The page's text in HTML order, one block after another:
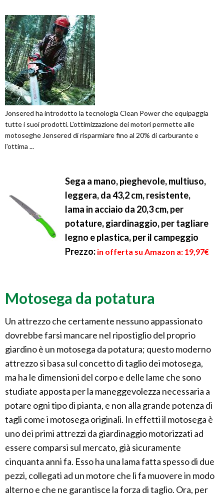
Jonsered ha introdotto la tecnologia Clean Power che equipaggia
tutte i suoi prodotti. L'ottimizzazione dei motori permette alle
motoseghe Jensered di risparmiare fino al 20% di carburante e
l'ottima ...
Sega a mano, pieghevole, multiuso,
leggera, da 43,2 cm, resistente,
lama in acciaio da 20,3 cm, per
potature, giardinaggio, per tagliare
legno e plastica, per il campeggio
Prezzo: in offerta su Amazon a: 19,97€
Motosega da potatura
Un attrezzo che certamente nessuno appassionato
dovrebbe farsi mancare nel ripostiglio del proprio
giardino è un motosega da potatura; questo moderno
attrezzo si basa sul concetto di taglio dei motosega,
ma ha le dimensioni del corpo e delle lame che sono
studiate apposta per la maneggevolezza necessaria a
potare ogni tipo di pianta, e non alla grande potenza di
tagli come i motosega originali. In effetti il motosega è
uno dei primi attrezzi da giardinaggio motorizzati ad
essere comparsi sul mercato, già sicuramente
cinquanta anni fa. Esso ha una lama fatta spesso di due
pezzi, collegati ad un motore che li fa muovere in modo
alterno e che ne garantisce la forza di taglio. Ora, per